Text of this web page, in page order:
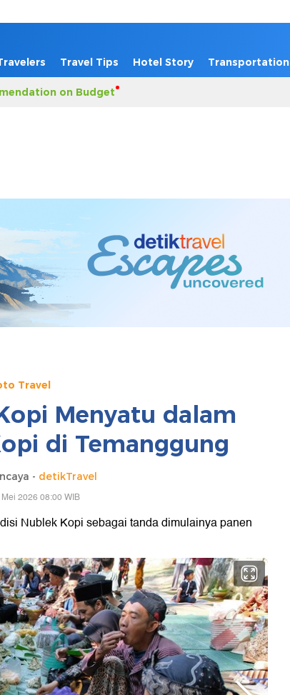
Travel Tips Hotel Story Transportation
on Budget
Travel
Menyatu dalam
di Temanggung
- detikTravel
2026 08:00 WIB
Nublek Kopi sebagai tanda dimulainya panen